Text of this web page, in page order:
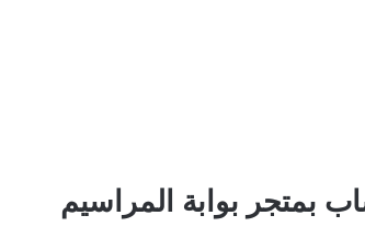
بمتجر بوابة المراسيم